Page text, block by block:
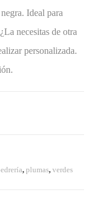
Ideal para
necesitas de otra
personalizada.
,plumas,verdes